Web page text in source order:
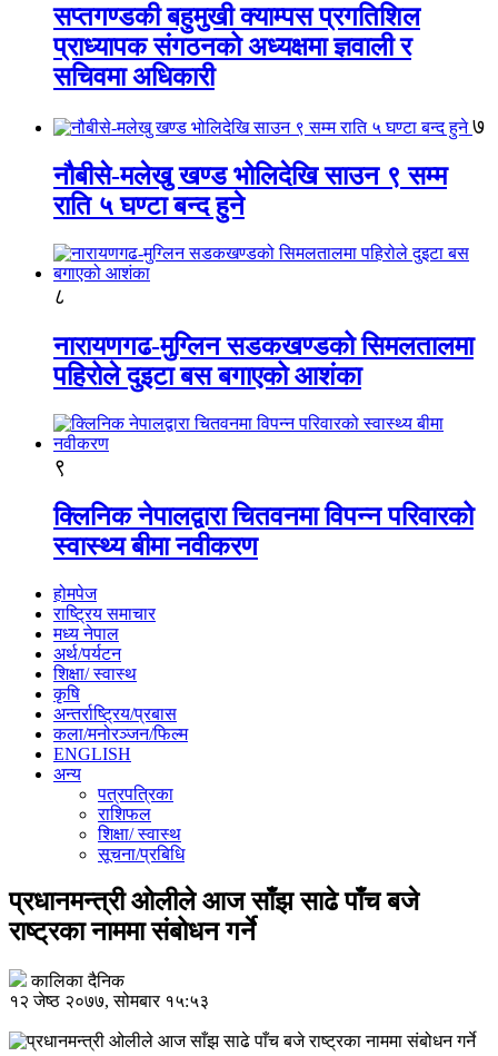
सप्तगण्डकी बहुमुखी क्याम्पस प्रगतिशिल
प्राध्यापक संगठनको अध्यक्षमा ज्ञवाली र
सचिवमा अधिकारी
७
नौबीसे-मलेखु खण्ड भोलिदेखि साउन ९ सम्म
राति ५ घण्टा बन्द हुने
८
नारायणगढ-मुग्लिन सडकखण्डको सिमलतालमा
पहिरोले दुइटा बस बगाएको आशंका
९
क्लिनिक नेपालद्वारा चितवनमा विपन्न परिवारको
स्वास्थ्य बीमा नवीकरण
होमपेज
राष्ट्रिय समाचार
मध्य नेपाल
अर्थ/पर्यटन
शिक्षा/ स्वास्थ
कृषि
अन्तर्राष्ट्रिय/प्रबास
कला/मनोरञ्जन/फिल्म
ENGLISH
अन्य
पत्रपत्रिका
राशिफल
शिक्षा/ स्वास्थ
सूचना/प्रबिधि
प्रधानमन्त्री ओलीले आज साँझ साढे पाँच बजे
राष्ट्रका नाममा संबोधन गर्ने
कालिका दैनिक
१२ जेष्ठ २०७७, सोमबार १५:५३